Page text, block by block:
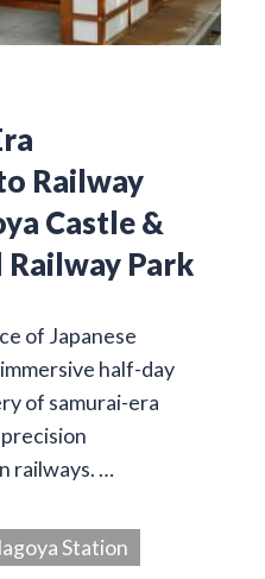
Railway
Castle &
Railway Park
of Japanese
half-day
of samurai-era
railways. …
Station